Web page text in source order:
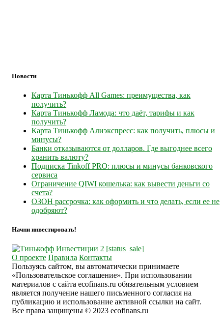
Новости
Карта Тинькофф All Games: преимущества, как
получить?
Карта Тинькофф Ламода: что даёт, тарифы и как
получить?
Карта Тинькофф Алиэкспресс: как получить, плюсы и
минусы?
Банки отказываются от долларов. Где выгоднее всего
хранить валюту?
Подписка Tinkoff PRO: плюсы и минусы банковского
сервиса
Ограничение QIWI кошелька: как вывести деньги со
счета?
ОЗОН рассрочка: как оформить и что делать, если ее не
одобряют?
Начни инвестировать!
О проекте Правила Контакты
Пользуясь сайтом, вы автоматически принимаете
«Пользовательское соглашение». При использовании
материалов с сайта ecofinans.ru обязательным условием
является получение нашего письменного согласия на
публикацию и использование активной ссылки на сайт.
Все права защищены © 2023 ecofinans.ru